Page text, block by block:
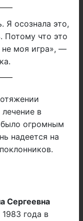
Я осознала это,
Потому что это
моя игра», —
в
было огромным
надеется на
Сергеевна
года в